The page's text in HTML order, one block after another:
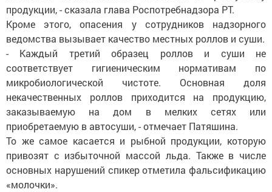
продукции, - сказала глава Роспотребнадзора РТ.
Кроме этого, опасения у сотрудников надзорного
ведомства вызывает качество местных роллов и суши.
- Каждый третий образец роллов и суши не
соответствует гигиеническим нормативам по
микробиологической чистоте. Основная доля
некачественных роллов приходится на продукцию,
заказываемую на дом в мелких сетях или
приобретаемую в автосуши, - отмечает Патяшина.
То же самое касается и рыбной продукции, которую
привозят с избыточной массой льда. Также в числе
основных нарушений спикер отметила фальсификацию
«молочки».